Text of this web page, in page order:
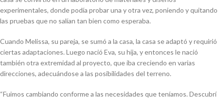
experimentales, donde podía probar una y otra vez, poniendo y quitando
las pruebas que no salían tan bien como esperaba.
Cuando Melissa, su pareja, se sumó a la casa, la casa se adaptó y requirió
ciertas adaptaciones. Luego nació Eva, su hija, y entonces le nació
también otra extremidad al proyecto, que iba creciendo en varias
direcciones, adecuándose a las posibilidades del terreno.
“Fuimos cambiando conforme a las necesidades que teníamos. Descubrí